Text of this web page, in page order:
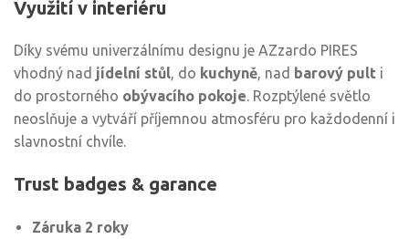
Využití v interiéru
Díky svému univerzálnímu designu je AZzardo PIRES
vhodný nad jídelní stůl, do kuchyně, nad barový pult i
do prostorného obývacího pokoje. Rozptýlené světlo
neoslňuje a vytváří příjemnou atmosféru pro každodenní i
slavnostní chvíle.
Trust badges & garance
Záruka 2 roky